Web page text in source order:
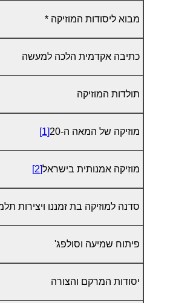
מבוא ליסודות המוזיקה *
כתיבה אקדמית הלכה למעשה
תולדות המוזיקה
מוזיקה של המאה ה-20 [1]
מוזיקה אמנותית בישראל[2]
סדנה למוזיקה בת זמננו ויצירות
פיתוח שמיעה וסולפג'
יסודות המרקם והצורה